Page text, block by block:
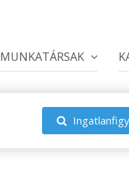
MUNKATÁRSAK